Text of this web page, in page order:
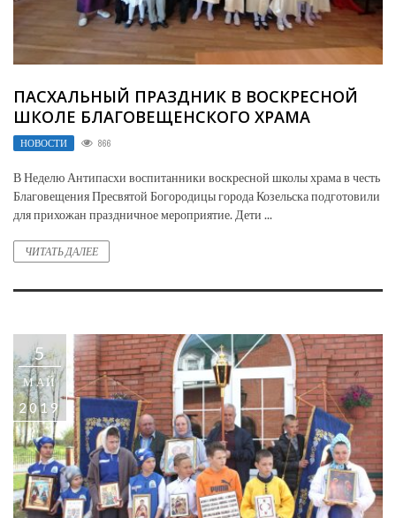
ПАСХАЛЬНЫЙ ПРАЗДНИК В ВОСКРЕСНОЙ
ШКОЛЕ БЛАГОВЕЩЕНСКОГО ХРАМА
НОВОСТИ 866
В Неделю Антипасхи воспитанники воскресной школы храма в честь
Благовещения Пресвятой Богородицы города Козельска подготовили
для прихожан праздничное мероприятие. Дети ...
ЧИТАТЬ ДАЛЕЕ
5
МАЙ
2019